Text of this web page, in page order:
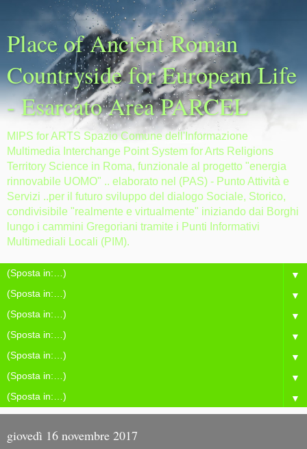
Place of Ancient Roman
Countryside for European Life
- Esarcato Area PARCEL
MIPS for ARTS Spazio Comune dell'Informazione
Multimedia Interchange Point System for Arts Religions
Territory Science in Roma, funzionale al progetto "energia
rinnovabile UOMO" .. elaborato nel (PAS) - Punto Attività e
Servizi ..per il futuro sviluppo del dialogo Sociale, Storico,
condivisibile "realmente e virtualmente" iniziando dai Borghi
lungo i cammini Gregoriani tramite i Punti Informativi
Multimediali Locali (PIM).
▼
▼
▼
▼
▼
▼
▼
giovedì 16 novembre 2017